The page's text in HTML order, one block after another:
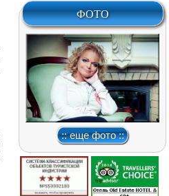
ФОТО
:: еще фото ::